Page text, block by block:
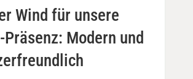
Wind für unsere
Modern und